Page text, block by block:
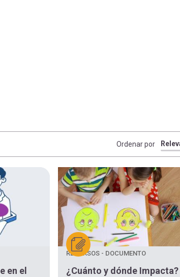
Ordenar por
en el
RECURSOS - DOCUMENTO
¿Cuánto y dónde Impacta?